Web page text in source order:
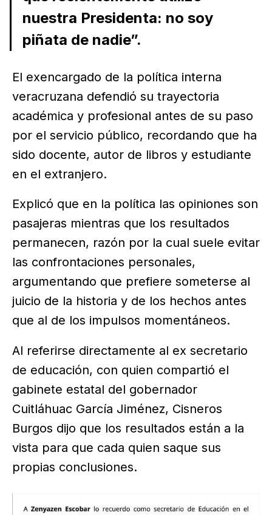
nuestra Presidenta: no soy
piñata de nadie”.
El exencargado de la política interna
veracruzana defendió su trayectoria
académica y profesional antes de su paso
por el servicio público, recordando que ha
sido docente, autor de libros y estudiante
en el extranjero.
Explicó que en la política las opiniones son
pasajeras mientras que los resultados
permanecen, razón por la cual suele evitar
las confrontaciones personales,
argumentando que prefiere someterse al
juicio de la historia y de los hechos antes
que al de los impulsos momentáneos.
Al referirse directamente al ex secretario
de educación, con quien compartió el
gabinete estatal del gobernador
Cuitláhuac García Jiménez, Cisneros
Burgos dijo que los resultados están a la
vista para que cada quien saque sus
propias conclusiones.